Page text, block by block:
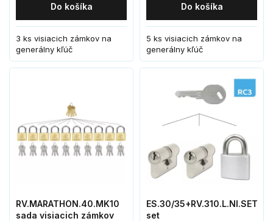
Do košíka
3 ks visiacich zámkov na
generálny kľúč
Do košíka
5 ks visiacich zámkov na
generálny kľúč
RV.MARATHON.40.MK10
sada visiacich zámkov
ES.30/35+RV.310.L.NI.SET2+1
set